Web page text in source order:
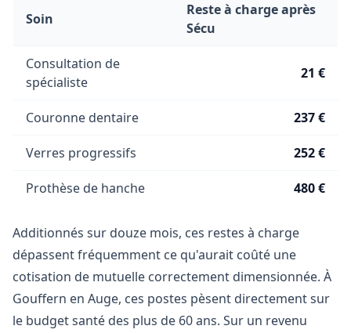
Soin
Reste à charge après
Sécu
Consultation de
spécialiste
21 €
Couronne dentaire 237 €
Verres progressifs 252 €
Prothèse de hanche 480 €
Additionnés sur douze mois, ces restes à charge
dépassent fréquemment ce qu'aurait coûté une
cotisation de mutuelle correctement dimensionnée. À
Gouffern en Auge, ces postes pèsent directement sur
le budget santé des plus de 60 ans. Sur un revenu